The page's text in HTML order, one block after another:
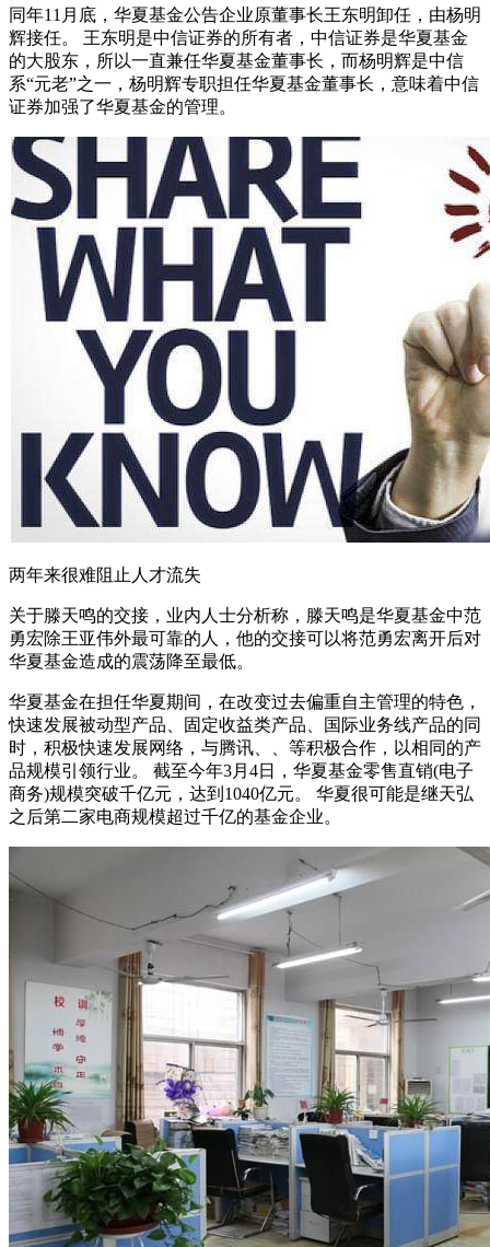
同年11月底，华夏基金公告企业原董事长王东明卸任，由杨明
辉接任。 王东明是中信证券的所有者，中信证券是华夏基金
的大股东，所以一直兼任华夏基金董事长，而杨明辉是中信
系“元老”之一，杨明辉专职担任华夏基金董事长，意味着中信
证券加强了华夏基金的管理。
两年来很难阻止人才流失
关于滕天鸣的交接，业内人士分析称，滕天鸣是华夏基金中范
勇宏除王亚伟外最可靠的人，他的交接可以将范勇宏离开后对
华夏基金造成的震荡降至最低。
华夏基金在担任华夏期间，在改变过去偏重自主管理的特色，
快速发展被动型产品、固定收益类产品、国际业务线产品的同
时，积极快速发展网络，与腾讯、、等积极合作，以相同的产
品规模引领行业。 截至今年3月4日，华夏基金零售直销(电子
商务)规模突破千亿元，达到1040亿元。 华夏很可能是继天弘
之后第二家电商规模超过千亿的基金企业。